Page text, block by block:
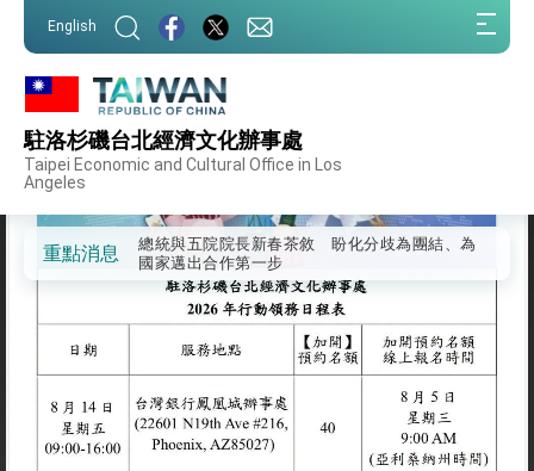
English
駐洛杉磯台北經濟文化辦事處
Taipei Economic and Cultural Office in Los
Angeles
重點消息
事處」，進一步深化台美交流合作
第一屆亞太在宅醫療大會開幕 總統盼分享臺灣
外交部發布WHA文宣影片「台灣醫療點亮世界」
及「台灣智慧醫療與健康產業展」預告短片，向
世界展現台灣守護全球健康的創新能量
總統出訪史瓦帝尼返國談話 強調臺灣人有權利
走向世界 盼與理念相近國家共同維護國際秩序
訪問
總統與五院院長新春茶敘 盼化分歧為團結、為
國家邁出合作第一步
總統農曆春節談話
台美貿易協議完成簽署達成6大目標、創5大歷史
性突破 總統強調將以3大面向加速臺灣經濟轉型
升級 籲請立院全力支持並盡速通過
疊加 我輸美2072項產品豁免對等關稅
總統接受「法新社」（AFP）專訪內容